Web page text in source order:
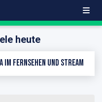
heute
Fernsehen und Stream